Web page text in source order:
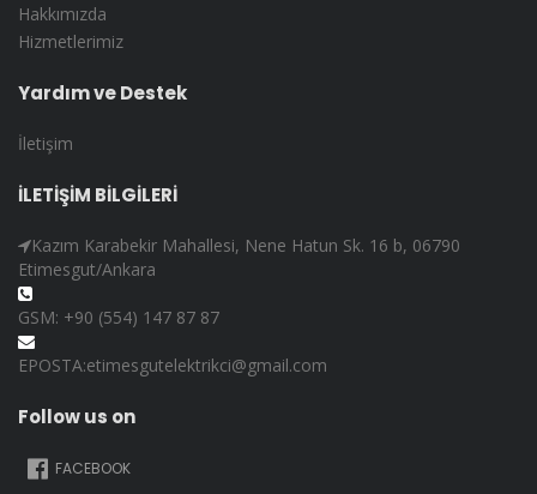
Hakkımızda
Hizmetlerimiz
Yardım ve Destek
İletişim
İLETİŞİM BİLGİLERİ
Kazım Karabekir Mahallesi, Nene Hatun Sk. 16 b, 06790
Etimesgut/Ankara
GSM: +90 (554) 147 87 87
EPOSTA:etimesgutelektrikci@gmail.com
Follow us on
FACEBOOK